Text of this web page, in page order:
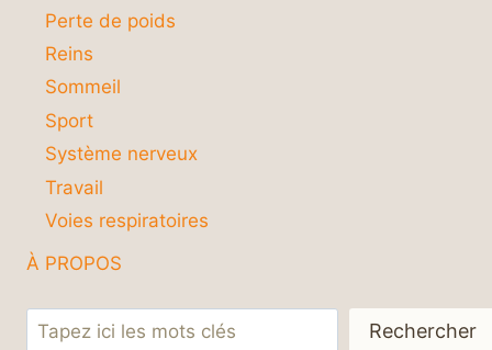
Perte de poids
Reins
Sommeil
Sport
Système nerveux
Travail
Voies respiratoires
À PROPOS
Rechercher Rechercher